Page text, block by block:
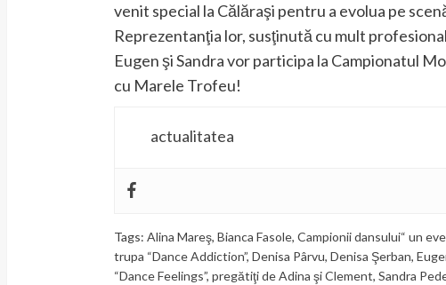
venit special la Călăraşi pentru a evolua pe
Reprezentanţia lor, susţinută cu mult
Eugen şi Sandra vor participa la Campionatul
cu Marele Trofeu!
actualitatea
Tags: Alina Mareş, Bianca Fasole, Campionii dansului“ un
trupa “Dance Addiction”, Denisa Pârvu, Denisa Şerban,
“Dance Feelings”, pregătiţi de Adina şi Clement, Sandra